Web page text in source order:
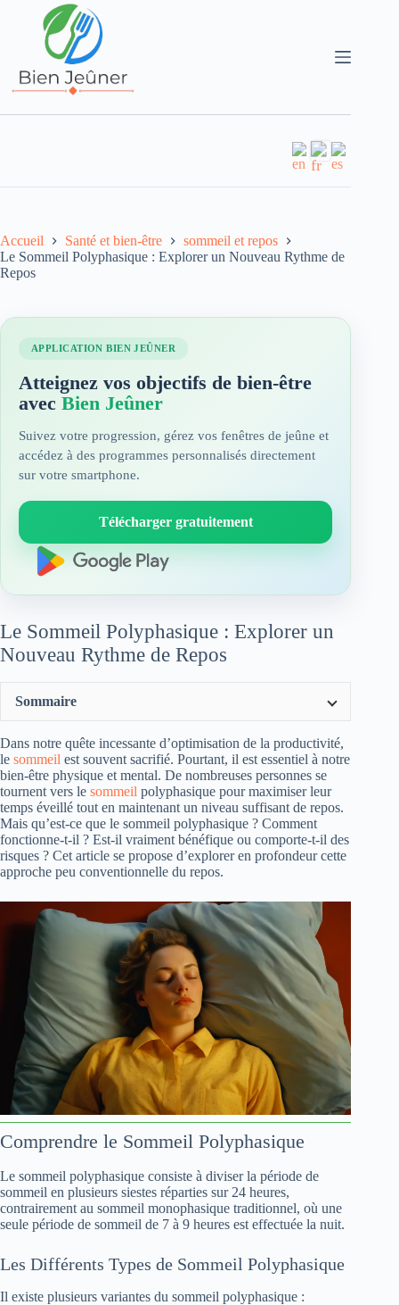
Accueil Santé et bien-être
sommeil et repos
Le Sommeil Polyphasique : Explorer un Nouveau Rythme de
Repos
APPLICATION BIEN JEÛNER
Atteignez vos objectifs de bien-être
avec Bien Jeûner
Suivez votre progression, gérez vos fenêtres de jeûne et
accédez à des programmes personnalisés directement
sur votre smartphone.
Télécharger gratuitement
Le Sommeil Polyphasique : Explorer un
Nouveau Rythme de Repos
Sommaire
Dans notre quête incessante d’optimisation de la productivité,
le sommeil est souvent sacrifié. Pourtant, il est essentiel à notre
bien-être physique et mental. De nombreuses personnes se
tournent vers le sommeil polyphasique pour maximiser leur
temps éveillé tout en maintenant un niveau suffisant de repos.
Mais qu’est-ce que le sommeil polyphasique ? Comment
fonctionne-t-il ? Est-il vraiment bénéfique ou comporte-t-il des
risques ? Cet article se propose d’explorer en profondeur cette
approche peu conventionnelle du repos.
Comprendre le Sommeil Polyphasique
Le sommeil polyphasique consiste à diviser la période de
sommeil en plusieurs siestes réparties sur 24 heures,
contrairement au sommeil monophasique traditionnel, où une
seule période de sommeil de 7 à 9 heures est effectuée la nuit.
Les Différents Types de Sommeil Polyphasique
Il existe plusieurs variantes du sommeil polyphasique :